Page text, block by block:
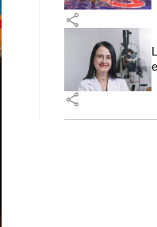
share
share